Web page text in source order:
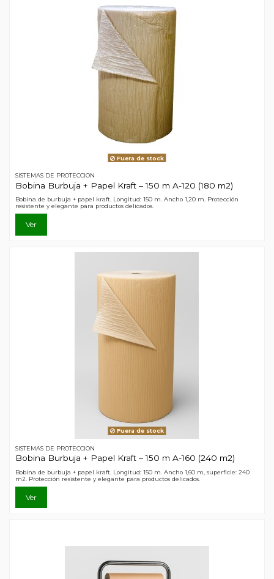
Fuera de stock
SISTEMAS DE PROTECCION
Bobina Burbuja + Papel Kraft – 150 m A-120 (180 m2)
Bobina de burbuja + papel kraft. Longitud: 150 m. Ancho 1,20 m. Protección
resistente y elegante para productos delicados.
Ver
Fuera de stock
SISTEMAS DE PROTECCION
Bobina Burbuja + Papel Kraft – 150 m A-160 (240 m2)
Bobina de burbuja + papel kraft. Longitud: 150 m. Ancho 1,60 m, superficie: 240
m2. Protección resistente y elegante para productos delicados.
Ver